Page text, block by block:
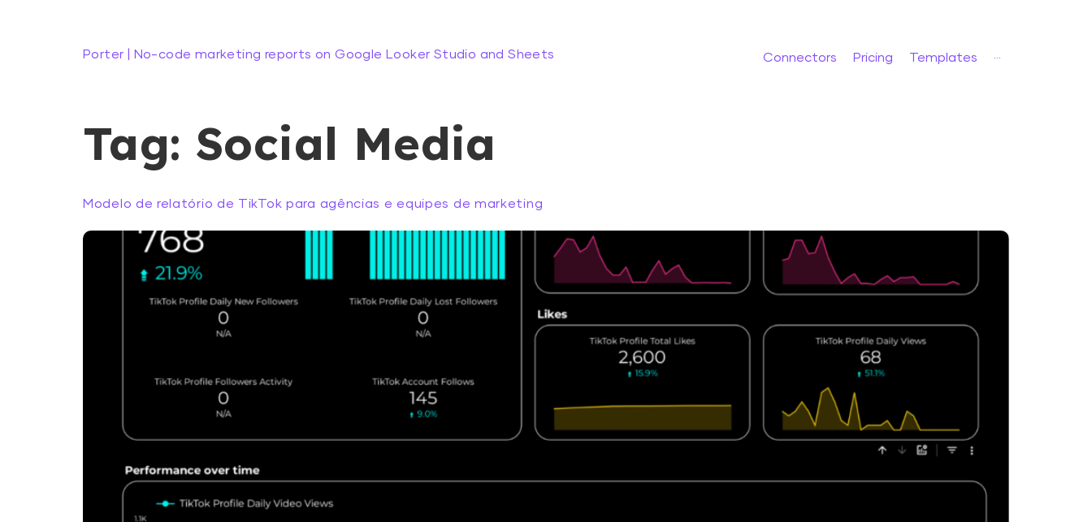
Porter | No-code marketing reports on Google Looker Studio and Sheets Connectors Pricing Templates ···
Tag: Social Media
Modelo de relatório de TikTok para agências e equipes de marketing